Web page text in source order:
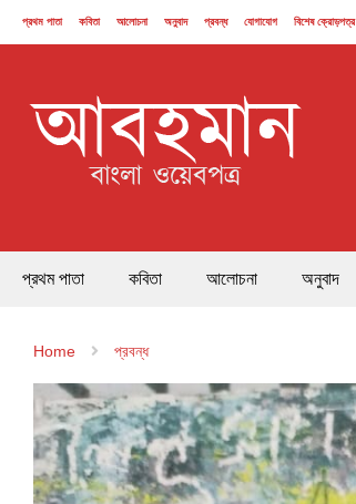
প্রথম পাতা কবিতা আলোচনা অনুবাদ প্রবন্ধ যোগাযোগ বিশেষ ক্রোড়পত্র
প্রথম পাতা কবিতা আলোচনা অনুবাদ
Home প্রবন্ধ